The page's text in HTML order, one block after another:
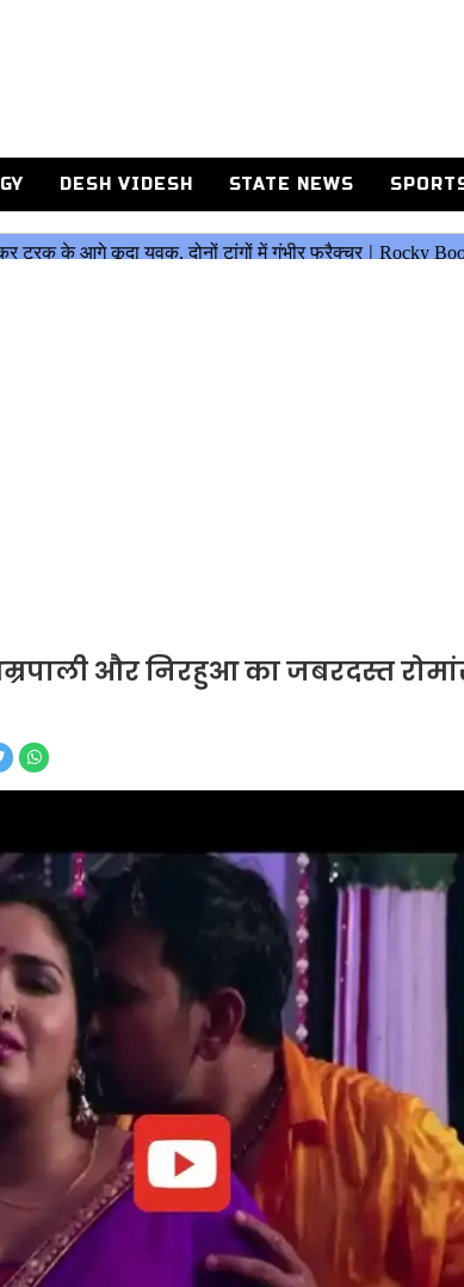
DESH VIDESH STATE NEWS
और निरहुआ का जबरदस्त